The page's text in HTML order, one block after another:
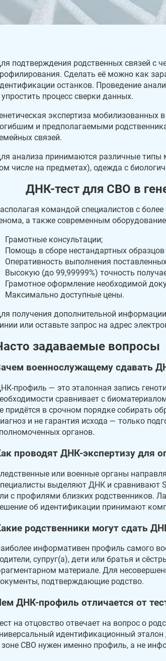
подтверждения родственных связей с
Сделать её можно как
останков. Проведение
упростить процесс сверки данных.
экспертиза мобилизованных
и предполагаемыми
связей.
анализа принимаются различные типы
числе на предметах), одежда с
ДНК-тест для СВО в
командой специалистов с
а также современным
Грамотные консультации;
Помощь в сборе нестандартных
Оперативность выполнения
Высокую (до 99,99999%) точность
Грамотное оформление необходимой
Максимально доступные цены.
получения дополнительной
или оставьте запрос на адрес
задаваемые вопросы
военнослужащему сдавать
профиль — это эталонная запись
сравнивает с
придётся в срочном порядке собирать
и не гарантия исхода — только
органов.
проводят ДНК-экспертизу для
или военные органы
выделяют ДНК и сравнивают
с профилями близких родственников.
об идентификации принимают
родственники могут сдать
информативен профиль самого
супруг(а), дети или братья и
материале. Для
подтверждающие родство.
ДНК-профиль отличается от
на отцовство отвечает на вопрос о
идентификационный
зоне СВО нужен именно профиль, а не